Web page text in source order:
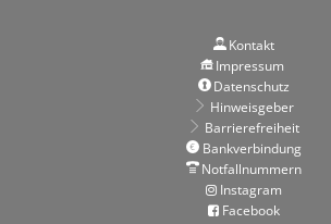
Kontakt
Impressum
Datenschutz
Hinweisgeber
Barrierefreiheit
Bankverbindung
Notfallnummern
Instagram
Facebook